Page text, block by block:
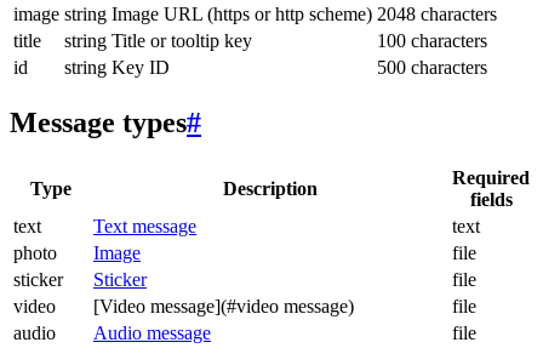
image string Image URL (https or http scheme) 2048 characters
title
string Title or tooltip key
100 characters
id
string Key ID 500 characters
Message types#
Type Description
Required
fields
text
Text message
text
photo
Image
file
sticker
Sticker
file
video
[Video message](#video message)
file
audio
Audio message file